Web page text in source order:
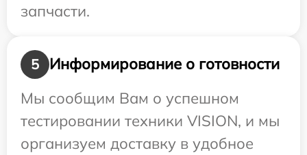
запчасти.
5
Информирование о готовности
Мы сообщим Вам о успешном
тестировании техники VISION, и мы
организуем доставку в удобное